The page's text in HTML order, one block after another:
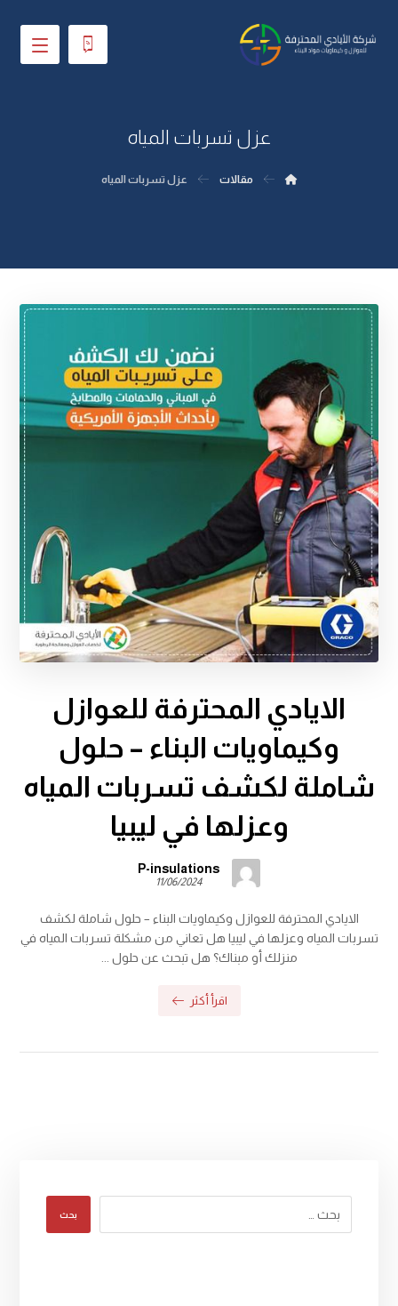
عزل تسربات المياه
مقالات عزل تسربات المياه
الايادي المحترفة للعوازل
وكيماويات البناء – حلول
شاملة لكشف تسربات المياه
وعزلها في ليبيا
P-insulations
11/06/2024
الايادي المحترفة للعوازل وكيماويات البناء – حلول شاملة لكشف
تسربات المياه وعزلها في ليبيا هل تعاني من مشكلة تسربات المياه في
منزلك أو مبناك؟ هل تبحث عن حلول ...
اقرأ أكثر
بحث